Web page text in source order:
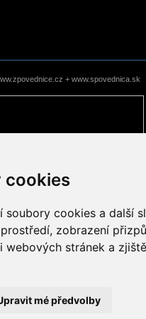
cookies
cookies a další
zobrazení
webových stránek a
mé předvolby
+ www.spovednica.sk